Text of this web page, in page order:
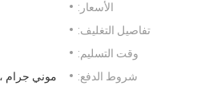
الأسعار:
تفاصيل التغليف:
وقت التسليم:
شروط الدفع: